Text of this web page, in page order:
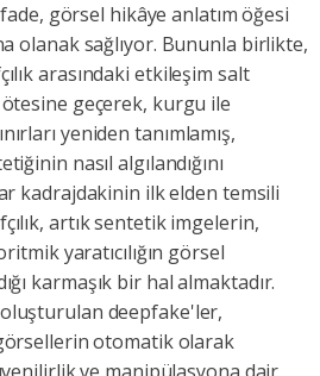
görsel hikâye anlatım öğesi
olanak sağlıyor. Bununla birlikte,
arasındaki etkileşim salt
geçerek, kurgu ile
yeniden tanımlamış,
nasıl algılandığını
kadrajdakinin ilk elden temsili
artık sentetik imgelerin,
yaratıcılığın görsel
karmaşık bir hal almaktadır.
deepfake'ler,
otomatik olarak